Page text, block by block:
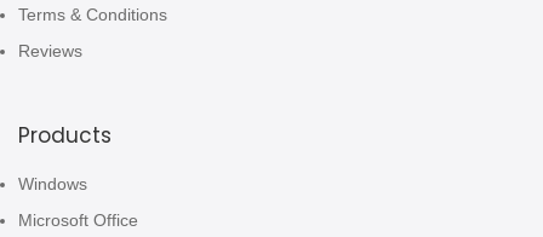
Terms & Conditions
Reviews
Products
Windows
Microsoft Office